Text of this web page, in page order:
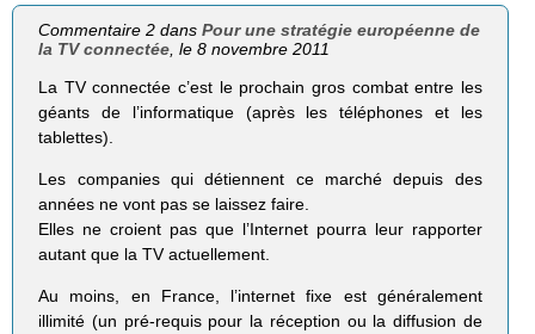
Commentaire 2 dansPour une stratégie européenne de
la TV connectée , le 8 novembre 2011
La TV connectée c’est le prochain gros combat entre les
géants de l’informatique (après les téléphones et les
tablettes).
Les companies qui détiennent ce marché depuis des
années ne vont pas se laissez faire.
Elles ne croient pas que l’Internet pourra leur rapporter
autant que la TV actuellement.
Au moins, en France, l’internet fixe est généralement
illimité (un pré-requis pour la réception ou la diffusion de